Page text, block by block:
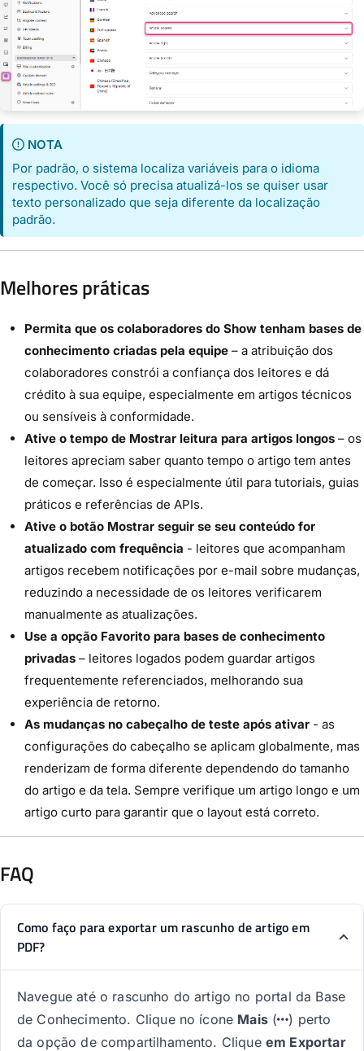
NOTA
Por padrão, o sistema localiza variáveis para o idioma
respectivo. Você só precisa atualizá-los se quiser usar
texto personalizado que seja diferente da localização
padrão.
Melhores práticas
Permita que os colaboradores do Show tenham bases de
conhecimento criadas pela equipe – a atribuição dos
colaboradores constrói a confiança dos leitores e dá
crédito à sua equipe, especialmente em artigos técnicos
ou sensíveis à conformidade.
Ative o tempo de Mostrar leitura para artigos longos – os
leitores apreciam saber quanto tempo o artigo tem antes
de começar. Isso é especialmente útil para tutoriais, guias
práticos e referências de APIs.
Ative o botão Mostrar seguir se seu conteúdo for
atualizado com frequência - leitores que acompanham
artigos recebem notificações por e-mail sobre mudanças,
reduzindo a necessidade de os leitores verificarem
manualmente as atualizações.
Use a opção Favorito para bases de conhecimento
privadas – leitores logados podem guardar artigos
frequentemente referenciados, melhorando sua
experiência de retorno.
As mudanças no cabeçalho de teste após ativar - as
configurações do cabeçalho se aplicam globalmente, mas
renderizam de forma diferente dependendo do tamanho
do artigo e da tela. Sempre verifique um artigo longo e um
artigo curto para garantir que o layout está correto.
FAQ
Como faço para exportar um rascunho de artigo em
PDF?
Navegue até o rascunho do artigo no portal da Base
de Conhecimento. Clique no ícone Mais(
) perto
da opção de compartilhamento. Clique em Exportar